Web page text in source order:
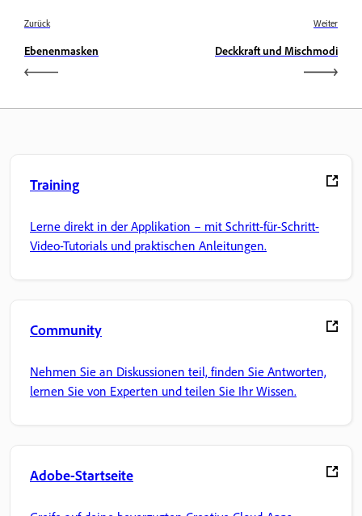
Zurück
Ebenenmasken
Weiter
Deckkraft und Mischmodi
Training
Lerne direkt in der Applikation – mit Schritt-für-Schritt-
Video-Tutorials und praktischen Anleitungen.
Community
Nehmen Sie an Diskussionen teil, finden Sie Antworten,
lernen Sie von Experten und teilen Sie Ihr Wissen.
Adobe-Startseite